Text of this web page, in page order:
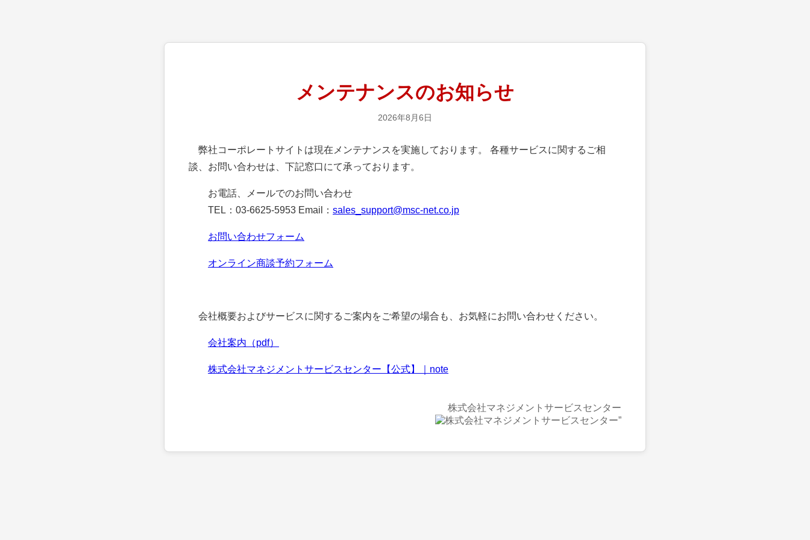
メンテナンスのお知らせ
2026年8月6日
弊社コーポレートサイトは現在メンテナンスを実施しております。 各種サービスに関するご相
談、お問い合わせは、下記窓口にて承っております。
お電話、メールでのお問い合わせ
TEL：03-6625-5953 Email： sales_support@msc-net.co.jp
お問い合わせフォーム
オンライン商談予約フォーム
会社概要およびサービスに関するご案内をご希望の場合も、お気軽にお問い合わせください。
会社案内（pdf）
株式会社マネジメントサービスセンター【公式】｜note
株式会社マネジメントサービスセンター